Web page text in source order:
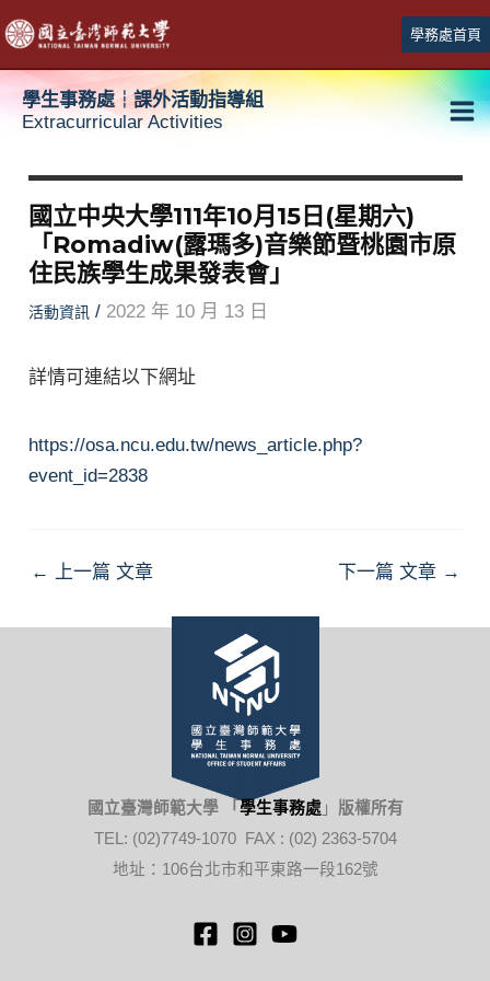
跳
至
主
學務處首頁
學生事務處┆課外活動指導組
Extracurricular Activities
國立中央大學111年10月15日(星期六)
「Romadiw(露瑪多)音樂節暨桃園市原
住民族學生成果發表會」
活動資訊 / 2022 年 10 月 13 日
詳情可連結以下網址
https://osa.ncu.edu.tw/news_article.php?
event_id=2838
Post
← 上一篇 文章 下一篇 文章 →
國立臺灣師範大學 「 學生事務處」 版權所有
TEL: (02)7749-1070 FAX : (02) 2363-5704
地址：106台北市和平東路一段162號